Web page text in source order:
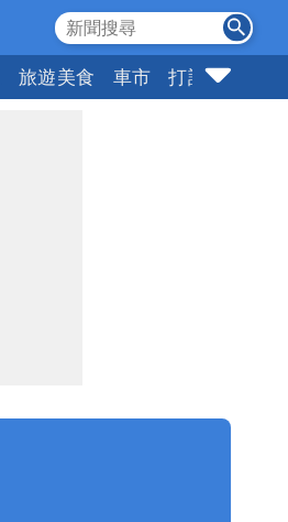
旅遊美食 車市 打詐 指標企